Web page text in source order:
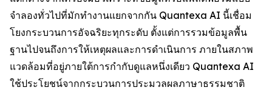
จำลองทั่วไปที่มักทำงานแยกจากกัน Quantexa AI นี้เชื่อม
โยงกระบวนการอัจฉริยะทุกระดับ ตั้งแต่การรวมข้อมูลพื้น
ฐานไปจนถึงการให้เหตุผลและการดำเนินการ ภายในสภาพ
แวดล้อมที่อยู่ภายใต้การกำกับดูแลหนึ่งเดียว Quantexa AI
ใช้ประโยชน์จากกระบวนการประมวลผลภาษาธรรมชาติ